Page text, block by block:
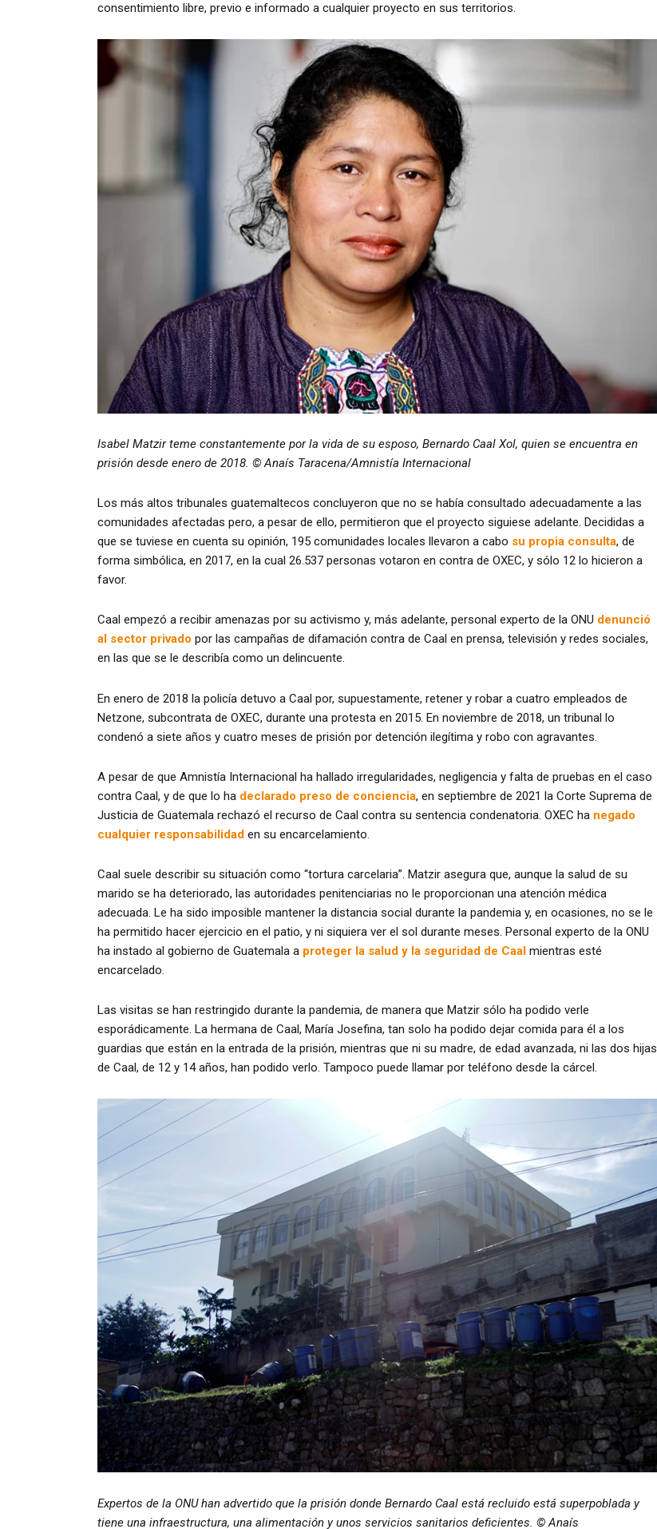
consentimiento libre, previo e informado a cualquier proyecto en sus territorios.
Isabel Matzir teme constantemente por la vida de su esposo, Bernardo Caal Xol, quien se encuentra en
prisión desde enero de 2018. © Anaís Taracena/Amnistía Internacional
Los más altos tribunales guatemaltecos concluyeron que no se había consultado adecuadamente a las
comunidades afectadas pero, a pesar de ello, permitieron que el proyecto siguiese adelante. Decididas a
que se tuviese en cuenta su opinión, 195 comunidades locales llevaron a cabo su propia consulta, de
forma simbólica, en 2017, en la cual 26.537 personas votaron en contra de OXEC, y sólo 12 lo hicieron a
favor.
Caal empezó a recibir amenazas por su activismo y, más adelante, personal experto de la ONU denunció
al sector privado por las campañas de difamación contra de Caal en prensa, televisión y redes sociales,
en las que se le describía como un delincuente.
En enero de 2018 la policía detuvo a Caal por, supuestamente, retener y robar a cuatro empleados de
Netzone, subcontrata de OXEC, durante una protesta en 2015. En noviembre de 2018, un tribunal lo
condenó a siete años y cuatro meses de prisión por detención ilegítima y robo con agravantes.
A pesar de que Amnistía Internacional ha hallado irregularidades, negligencia y falta de pruebas en el caso
contra Caal, y de que lo ha declarado preso de conciencia, en septiembre de 2021 la Corte Suprema de
Justicia de Guatemala rechazó el recurso de Caal contra su sentencia condenatoria. OXEC ha negado
cualquier responsabilidad en su encarcelamiento.
Caal suele describir su situación como “tortura carcelaria”. Matzir asegura que, aunque la salud de su
marido se ha deteriorado, las autoridades penitenciarias no le proporcionan una atención médica
adecuada. Le ha sido imposible mantener la distancia social durante la pandemia y, en ocasiones, no se le
ha permitido hacer ejercicio en el patio, y ni siquiera ver el sol durante meses. Personal experto de la ONU
ha instado al gobierno de Guatemala a proteger la salud y la seguridad de Caal mientras esté
encarcelado.
Las visitas se han restringido durante la pandemia, de manera que Matzir sólo ha podido verle
esporádicamente. La hermana de Caal, María Josefina, tan solo ha podido dejar comida para él a los
guardias que están en la entrada de la prisión, mientras que ni su madre, de edad avanzada, ni las dos hijas
de Caal, de 12 y 14 años, han podido verlo. Tampoco puede llamar por teléfono desde la cárcel.
Expertos de la ONU han advertido que la prisión donde Bernardo Caal está recluido está superpoblada y
tiene una infraestructura, una alimentación y unos servicios sanitarios deficientes. © Anaís